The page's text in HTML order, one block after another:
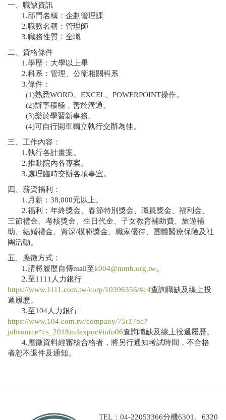
一、職缺資訊
1.部門名稱：企劃管理課
2.職務名稱：管理師
3.職務性質：全職
二、資格條件
1.學歷：大學以上畢
2.科系：管理、公衛相關科系
3.條件：
(1)熟悉WORD、EXCEL、POWERPOINT操作。
(2)辦事積極，善於溝通。
(3)樂於學習新事務。
(4)可自行開車獨立執行交辦為佳。
三、工作內容：
1.執行各計畫案。
2.推動院內各專案。
3.處理臨時交辦各項事宜。
四、薪資福利：
1.月薪：38,000元以上。
2.福利：年終獎金、春節特別獎金、職員獎金、福利金、
三節禮金、考核獎金、生日代金、子女教育補助費、旅遊補
助、結婚禮金、資深/模範獎金、職家優待、團體醫療保險及社
團活動。
五、應徵方式：
1.請將履歷自傳mail至k004@mmh.org.tw。
2.至1111人力銀行
https://www.1111.com.tw/corp/10396356/#c4查詢職缺及線上投
遞履歷。
3.至104人力銀行
https://www.104.com.tw/company/75r17bc?
jobsource=cs_2018indexpoc#info06查詢職缺及線上投遞履歷。
4.應徵資料經審核合格者，將另行通知考試時間，不合格
者恕不退件及通知。
TEL：04-22053366分機6301、6320